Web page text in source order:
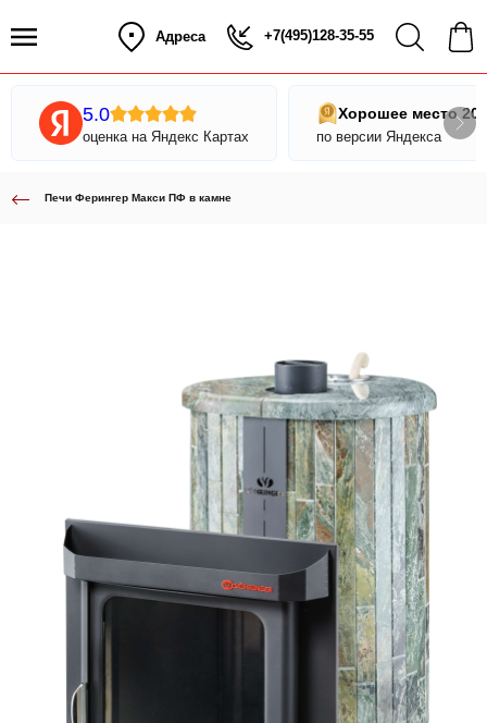
Адреса +7(495)128-35-55
5.0
оценка на Яндекс Картах
Хорошее место
по версии Яндекса
Печи Ферингер Макси ПФ в камне